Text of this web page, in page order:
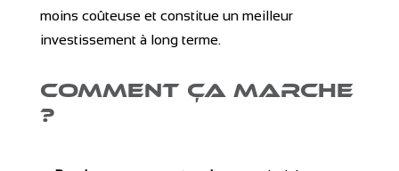
moins coûteuse et constitue un meilleur
investissement à long terme.
Comment ça marche
?